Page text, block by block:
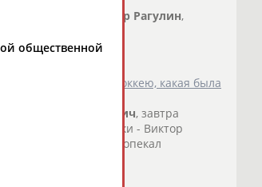
Александр Рагулин,
сборной России по хоккею, какая была
Александрович, завтра
опытные игроки - Виктор
карьеры меня опекал
общественной